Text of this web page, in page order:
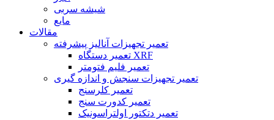
شیشه سربی
مایع
مقالات
تعمیر تجهیزات آنالیز پیشرفته
تعمیر دستگاه XRF
تعمیر فلیم فتومتر
تعمیر تجهیزات سنجش و اندازه گیری
تعمیر کلرسنج
تعمیر کدورت سنج
تعمیر دتکتور اولتراسونیک